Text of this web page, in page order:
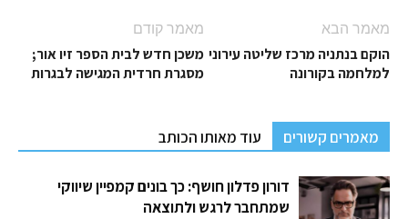
מאמר קודם
משכן חדש לבית הספר זיו אור;
מסגרת חרדית המגישה לבגרות
מאמר הבא
הוקם בנתניה מרכז שליטה עירוני
למלחמה בקורונה
מאמרים קשורים עוד מאותו הכותב
דורון פדלון חושף: כך בונים קמפיין שיווקי
שמתחבר לרגש ולתוצאה